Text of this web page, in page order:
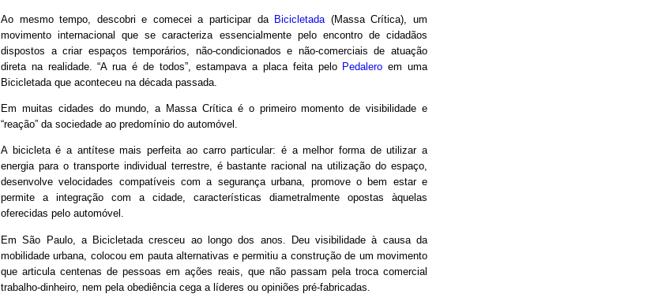
Ao mesmo tempo, descobri e comecei a participar da Bicicletada (Massa Crítica), um
movimento internacional que se caracteriza essencialmente pelo encontro de cidadãos
dispostos a criar espaços temporários, não-condicionados e não-comerciais de atuação
direta na realidade. “A rua é de todos”, estampava a placa feita pelo Pedalero em uma
Bicicletada que aconteceu na década passada.
Em muitas cidades do mundo, a Massa Crítica é o primeiro momento de visibilidade e
“reação” da sociedade ao predomínio do automóvel.
A bicicleta é a antítese mais perfeita ao carro particular: é a melhor forma de utilizar a
energia para o transporte individual terrestre, é bastante racional na utilização do espaço,
desenvolve velocidades compatíveis com a segurança urbana, promove o bem estar e
permite a integração com a cidade, características diametralmente opostas àquelas
oferecidas pelo automóvel.
Em São Paulo, a Bicicletada cresceu ao longo dos anos. Deu visibilidade à causa da
mobilidade urbana, colocou em pauta alternativas e permitiu a construção de um movimento
que articula centenas de pessoas em ações reais, que não passam pela troca comercial
trabalho-dinheiro, nem pela obediência cega a líderes ou opiniões pré-fabricadas.